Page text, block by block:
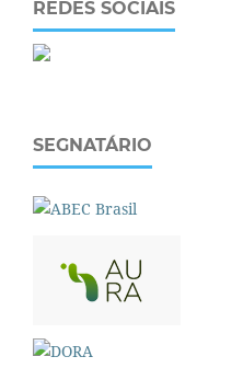
REDES SOCIAIS
SEGNATÁRIO